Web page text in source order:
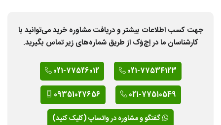
جهت کسب اطلاعات بیشتر و دریافت مشاوره خرید می‌توانید با
کارشناسان ما در اِچ‌وَک از طریق شماره‌های زیر تماس بگیرید.
021-77534123
021-77526012
021-77510549
09351027656
گفتگو و مشاوره در واتساپ (کلیک کنید)